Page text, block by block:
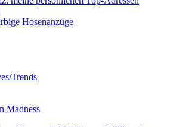
Hosenanzüge
Trends
Madness